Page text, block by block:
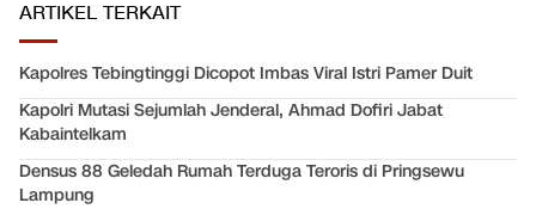
ARTIKEL TERKAIT
Kapolres Tebingtinggi Dicopot Imbas Viral Istri Pamer Duit
Kapolri Mutasi Sejumlah Jenderal, Ahmad Dofiri Jabat
Kabaintelkam
Densus 88 Geledah Rumah Terduga Teroris di Pringsewu
Lampung